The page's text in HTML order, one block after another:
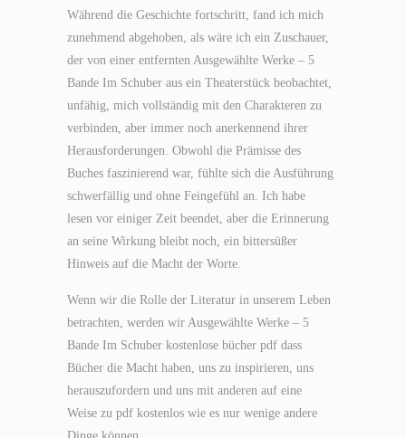
Während die Geschichte fortschritt, fand ich mich
zunehmend abgehoben, als wäre ich ein Zuschauer,
der von einer entfernten Ausgewählte Werke – 5
Bande Im Schuber aus ein Theaterstück beobachtet,
unfähig, mich vollständig mit den Charakteren zu
verbinden, aber immer noch anerkennend ihrer
Herausforderungen. Obwohl die Prämisse des
Buches faszinierend war, fühlte sich die Ausführung
schwerfällig und ohne Feingefühl an. Ich habe
lesen vor einiger Zeit beendet, aber die Erinnerung
an seine Wirkung bleibt noch, ein bittersüßer
Hinweis auf die Macht der Worte.
Wenn wir die Rolle der Literatur in unserem Leben
betrachten, werden wir Ausgewählte Werke – 5
Bande Im Schuber kostenlose bücher pdf dass
Bücher die Macht haben, uns zu inspirieren, uns
herauszufordern und uns mit anderen auf eine
Weise zu pdf kostenlos wie es nur wenige andere